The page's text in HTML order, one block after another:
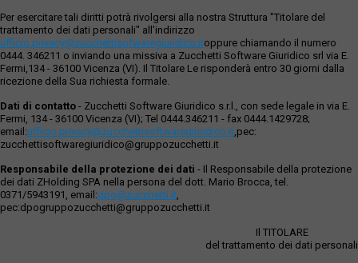
Per esercitare tali diritti potrà rivolgersi alla nostra Struttura "Titolare del
trattamento dei dati personali" all'indirizzo
ufficio.privacy@zucchettisofwaregiuridico.itoppure chiamando il numero
0444. 346211 o inviando una missiva a Zucchetti Software Giuridico srl via E.
Fermi,134 - 36100 Vicenza (VI). Il Titolare Le risponderà entro 30 giorni dalla
ricezione della Sua richiesta formale.
Dati di contatto - Zucchetti Software Giuridico s.r.l., con sede legale in via E.
Fermi, 134 - 36100 Vicenza (VI); Tel 0444.346211 - fax 0444.1429728;
email:ufficio.privacy@zucchettisoftwaregiuridico.it,pec:
zucchettisoftwaregiuridico@gruppozucchetti.it
Responsabile della protezione dei dati - Il Responsabile della protezione
dei dati ZHolding SPA nella persona del dott. Mario Brocca, tel.
0371/5943191, email:dpo@zucchetti.it,
pec:dpogruppozucchetti@gruppozucchetti.it
Il TITOLARE
del trattamento dei dati personali